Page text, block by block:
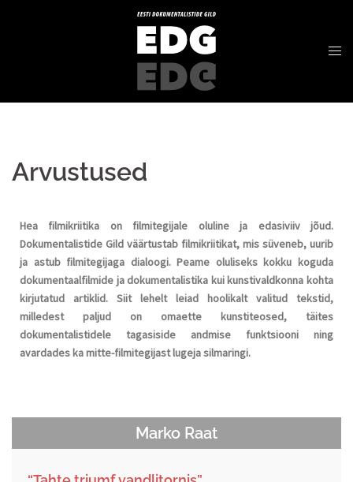
Arvustused
Hea filmikriitika on filmitegijale oluline ja edasiviiv jõud.
Dokumentalistide Gild väärtustab filmikriitikat, mis süveneb, uurib
ja astub filmitegijaga dialoogi. Peame oluliseks kokku koguda
dokumentaalfilmide ja dokumentalistika kui kunstivaldkonna kohta
kirjutatud artiklid. Siit lehelt leiad hoolikalt valitud tekstid,
milledest paljud on omaette kunstiteosed, täites
dokumentalistidele tagasiside andmise funktsiooni ning
avardades ka mitte-filmitegijast lugeja silmaringi.
Marko Raat